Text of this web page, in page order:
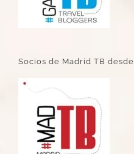
Socios de Madrid TB